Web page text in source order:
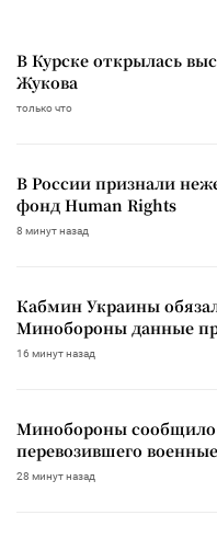
В Курске открылась
Жукова
только что
В России признали
фонд Human Rights
8 минут назад
Кабмин Украины
Минобороны данные
16 минут назад
Минобороны
перевозившего
28 минут назад